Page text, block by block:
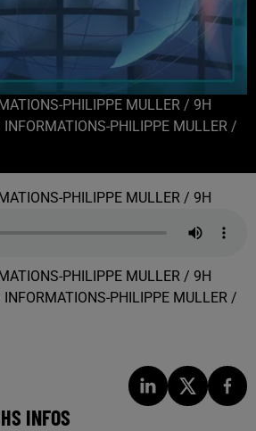
PHILIPPE MULLER / 9H
PHILIPPE MULLER /
PHILIPPE MULLER / 9H
PHILIPPE MULLER / 9H
PHILIPPE MULLER /
INFOS